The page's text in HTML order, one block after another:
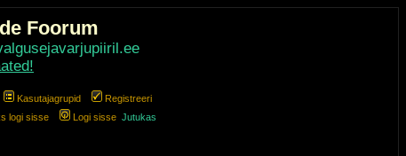
Foorum
Kasutajagrupid
Registreeri
logi sisse Logi sisse Jutukas